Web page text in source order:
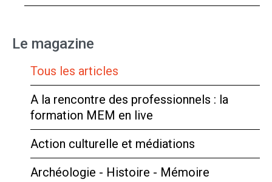
Le magazine
Tous les articles
A la rencontre des professionnels : la
formation MEM en live
Action culturelle et médiations
Archéologie - Histoire - Mémoire